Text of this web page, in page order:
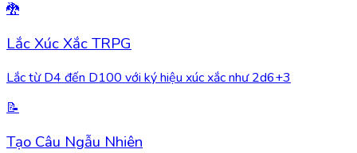
🐉
Lắc Xúc Xắc TRPG
Lắc từ D4 đến D100 với ký hiệu xúc xắc như 2d6+3
📝
Tạo Câu Ngẫu Nhiên